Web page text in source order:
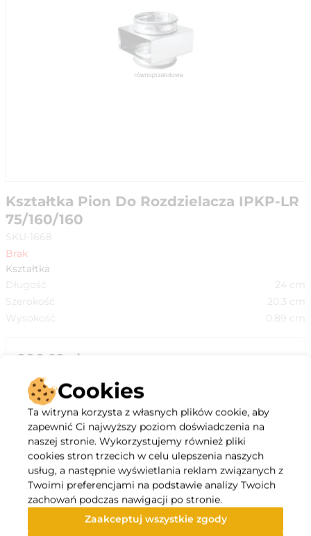
Kształtka Pion Do Rozdzielacza IPKP-LR
75/160/160
SKU-1668
Brak
Kształtka
Długość
24 cm
Szerokość
20.3 cm
Wysokość
0.89 cm
286.02 zł
do koszyka
Opis
Specyfikacja
Cookies
Ta witryna korzysta z własnych plików cookie, aby
zapewnić Ci najwyższy poziom doświadczenia na
naszej stronie. Wykorzystujemy również pliki
cookies stron trzecich w celu ulepszenia naszych
usług, a następnie wyświetlania reklam związanych z
Twoimi preferencjami na podstawie analizy Twoich
zachowań podczas nawigacji po stronie.
Zaakceptuj wszystkie zgody